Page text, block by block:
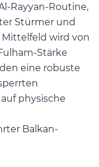
Rayyan-Routine,
Stürmer und
Mittelfeld wird von
Stärke
eine robuste
physische
Balkan-